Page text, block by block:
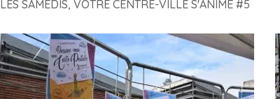
LES SAMEDIS, VOTRE CENTRE-VILLE S'ANIME #5